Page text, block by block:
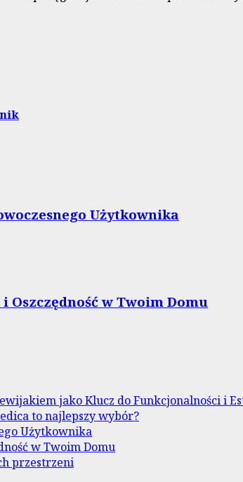
Użytkownika
Oszczędność w Twoim Domu
jako Klucz do Funkcjonalności i
to najlepszy wybór?
Użytkownika
w Twoim Domu
przestrzeni